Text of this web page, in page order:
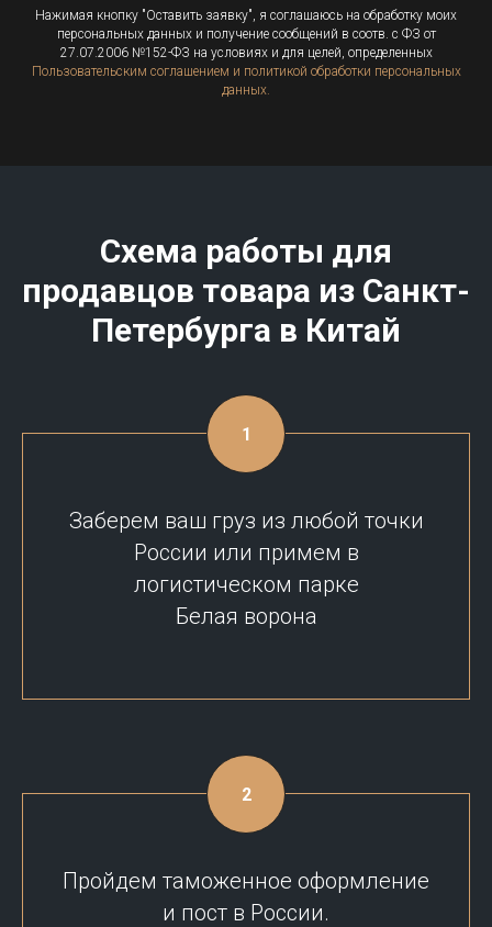
Нажимая кнопку "Оставить заявку", я соглашаюсь на обработку моих
персональных данных и получение сообщений в соотв. с ФЗ от
27.07.2006 №152-ФЗ на условиях и для целей, определенных
Пользовательским соглашением и политикой обработки персональных
данных.
Схема работы для
продавцов товара из Санкт-
Петербурга в Китай
Заберем ваш груз из любой точки
России или примем в
логистическом парке
Белая ворона
Пройдем таможенное оформление
и пост в России.